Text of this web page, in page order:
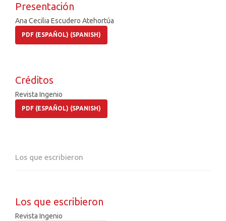
Presentación
Ana Cecilia Escudero Atehortúa
PDF (ESPAÑOL) (SPANISH)
Créditos
Revista Ingenio
PDF (ESPAÑOL) (SPANISH)
Los que escribieron
Los que escribieron
Revista Ingenio